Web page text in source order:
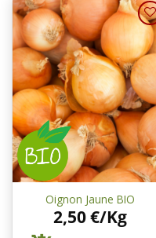
Ajouter
à une
liste de
courses
Oignon Jaune BIO
2,50€/Kg